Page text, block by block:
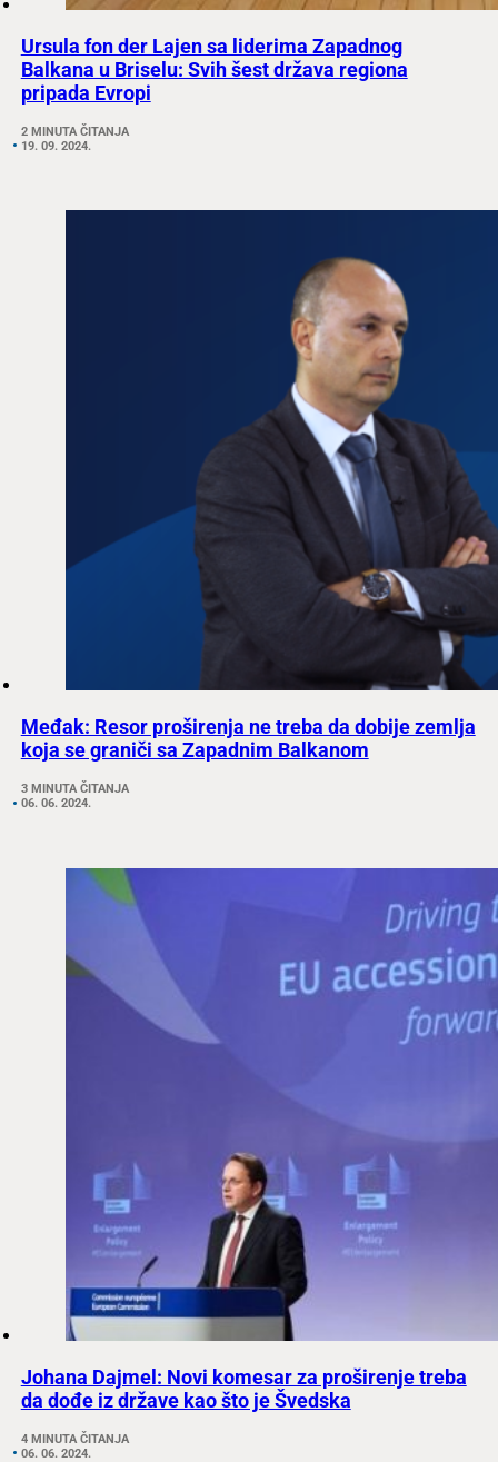
Ursula fon der Lajen sa liderima Zapadnog
Balkana u Briselu: Svih šest država regiona
pripada Evropi
2 MINUTA ČITANJA
19. 09. 2024.
Međak: Resor proširenja ne treba da dobije zemlja
koja se graniči sa Zapadnim Balkanom
3 MINUTA ČITANJA
06. 06. 2024.
Johana Dajmel: Novi komesar za proširenje treba
da dođe iz države kao što je Švedska
4 MINUTA ČITANJA
06. 06. 2024.